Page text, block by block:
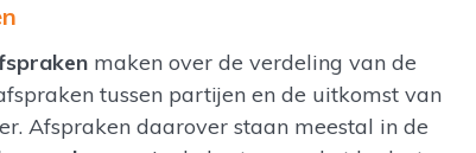
maken over de verdeling van de
tussen partijen en de uitkomst van
Afspraken daarover staan meestal in de